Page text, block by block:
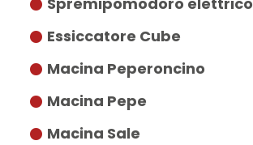
Essiccatore Cube
Macina Peperoncino
Macina Pepe
Macina Sale